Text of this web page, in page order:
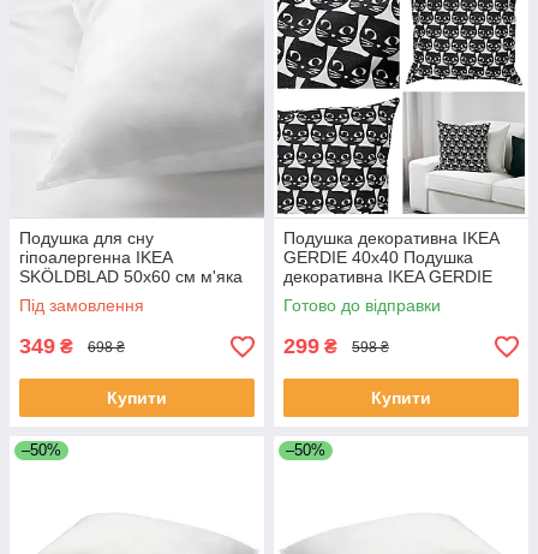
Подушка для сну
гіпоалергенна IKEA
SKÖLDBLAD 50x60 см м'яка
біла ІКЕА ШЕЛЬДБЛАД
Під замовлення
349 ₴ 698 ₴
Купити
Подушка декоративна IKEA
GERDIE 40x40 Подушка
декоративна IKEA GERDIE
40x40 см чорно-біла подушка
см чорно-біла напівка ІКЕА
Готово до відправки
299 ₴ 598 ₴
Купити
–50% –50%